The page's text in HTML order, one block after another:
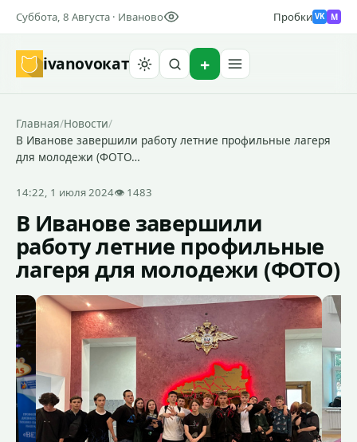
Суббота, 8 Августа · Иваново Пробки VK M
ivanovoкат
Главная/Новости/
В Иванове завершили работу летние профильные лагеря
для молодежи (ФОТО…
14:22, 1 июля 2024👁 1483
В Иванове завершили
работу летние профильные
лагеря для молодежи (ФОТО)